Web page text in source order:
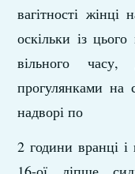
вагітності жінці
оскільки із
вільного
прогулянками на
надворі по
2 години вранці